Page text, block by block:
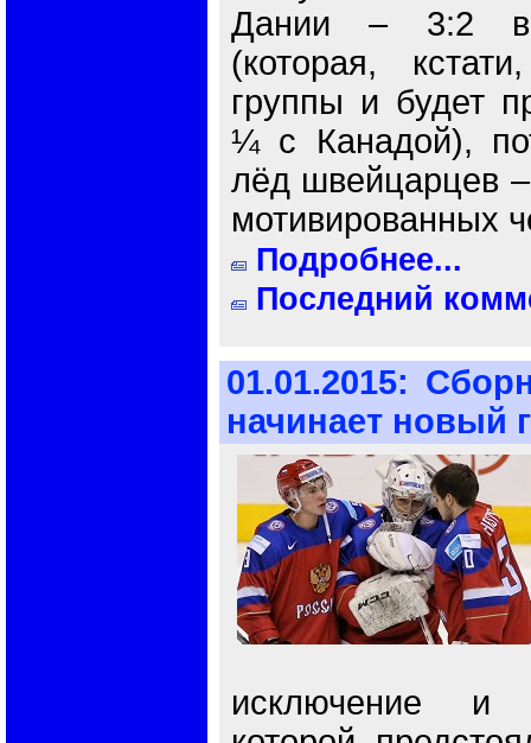
Дании – 3:2 в
(которая,
группы и будет
¼ с Канадой),
лёд швейцарцев
мотивированных
Подробнее...
Последний
01.01.2015:
начинает новый
исключение и